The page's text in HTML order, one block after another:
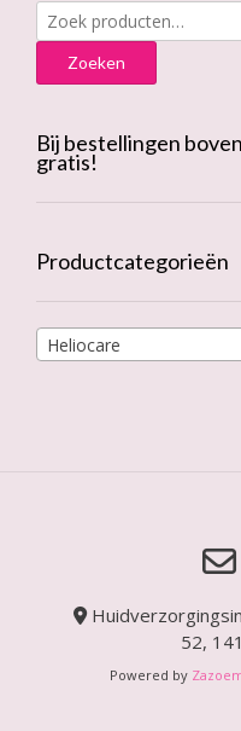
Zoeken
naar:
Zoeken
Bij bestellingen
gratis!
Productcategorieën
Heliocare
52,
Powered by